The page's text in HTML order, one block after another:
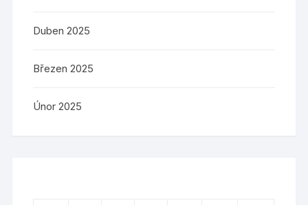
Duben 2025
Březen 2025
Únor 2025